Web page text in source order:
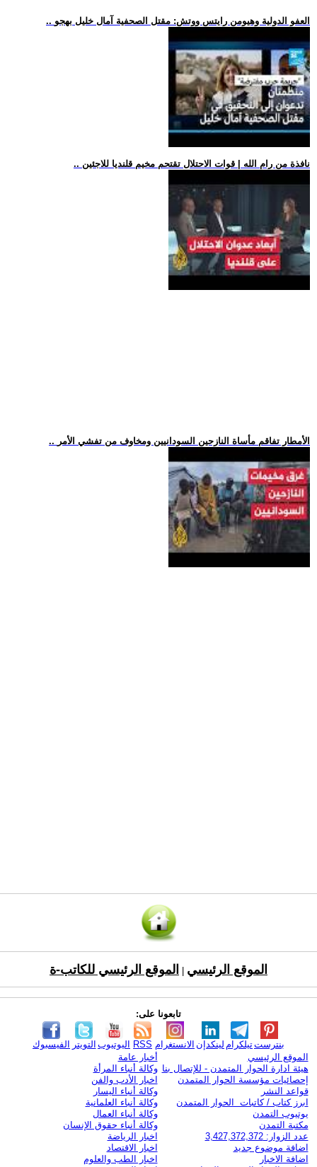
.. العفو الدولية وهيومن رايتس ووتش: مقتل الصحفية آمال خليل بهجو
.. نافذة من رام الله | قوات الاحتلال تقتحم مخيم قلنديا للاجئين
.. الأمطار تفاقم مأساة النازحين السودانيين ومخاوف من تفشي الأمر
الموقع الرئيسي الموقع الرئيسي للكاتب-ة
تابعونا على:
الفيسبوك التويتر اليوتيوب RSS الانستغرام لينكدإن تيلكرامبنترست
الموقع الرئيسي
هيئة ادارة الحوار المتمدن - للإتصال بنا
إحصائيات مؤسسة الحوار المتمدن
قواعد النشر
ابرز كتاب / كاتبات الحوار المتمدن
يوتيوب التمدن
مكتبة التمدن
عدد الزوار: 3,427,372,372
اضافة موضوع جديد
اضافة الاخبار
أخبار عامة
وكالة أنباء المرأة
اخبار الأدب والفن
وكالة أنباء اليسار
وكالة أنباء العلمانية
وكالة أنباء العمال
وكالة أنباء حقوق الإنسان
اخبار الرياضة
اخبار الاقتصاد
اخبار الطب والعلوم